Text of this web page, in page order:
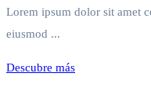
Lorem ipsum dolor sit amet
eiusmod ...
Descubre más